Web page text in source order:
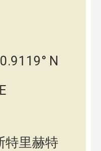
N
特里赫特